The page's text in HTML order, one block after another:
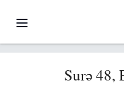
Surə 48,